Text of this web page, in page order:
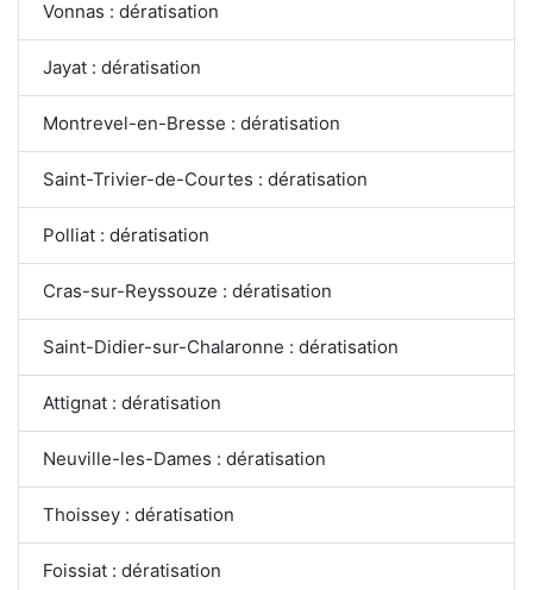
Vonnas : dératisation
Jayat : dératisation
Montrevel-en-Bresse : dératisation
Saint-Trivier-de-Courtes : dératisation
Polliat : dératisation
Cras-sur-Reyssouze : dératisation
Saint-Didier-sur-Chalaronne : dératisation
Attignat : dératisation
Neuville-les-Dames : dératisation
Thoissey : dératisation
Foissiat : dératisation